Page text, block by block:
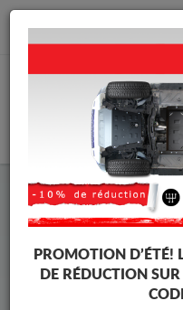
Protection Sous Moteur
Protection Sous Moteur
Marques
PROMOTION D’ÉTÉ!
DE RÉDUCTION